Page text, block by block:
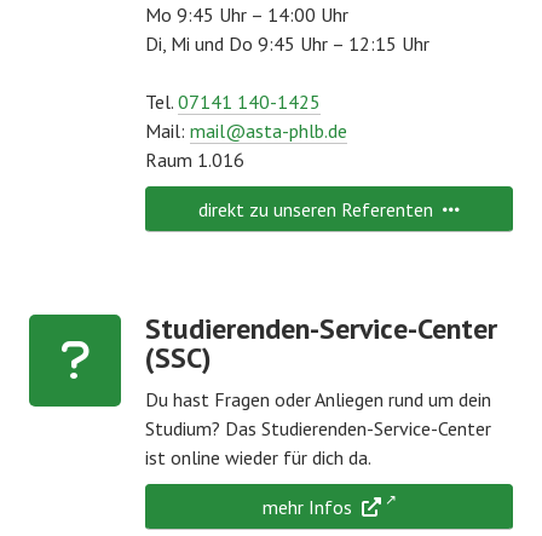
Mo 9:45 Uhr – 14:00 Uhr
Di, Mi und Do 9:45 Uhr – 12:15 Uhr
Tel. 07141 140-1425
Mail: mail@asta-phlb.de
Raum 1.016
direkt zu unseren Referenten
Studierenden-Service-Center
(SSC)
Du hast Fragen oder Anliegen rund um dein
Studium? Das Studierenden-Service-Center
ist online wieder für dich da.
mehr Infos